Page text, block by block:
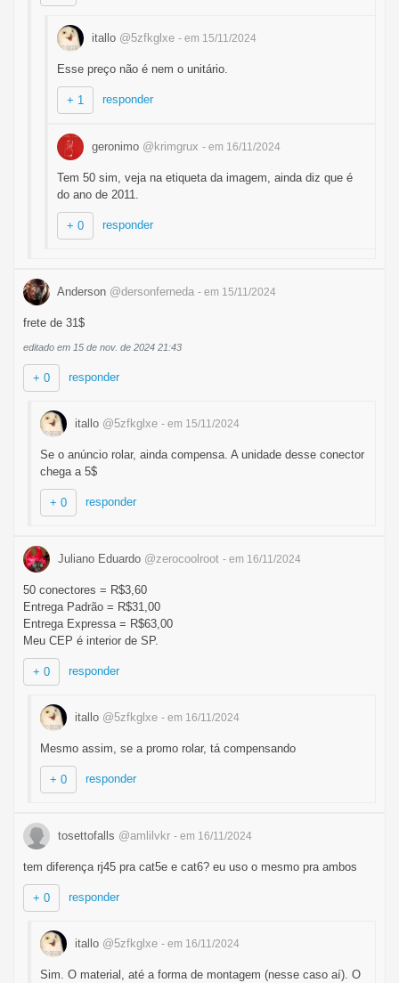
itallo @5zfkglxe - em 15/11/2024
Esse preço não é nem o unitário.
+ 1 responder
geronimo @krimgrux - em 16/11/2024
Tem 50 sim, veja na etiqueta da imagem, ainda diz que é
do ano de 2011.
+ 0 responder
Anderson @dersonferneda - em 15/11/2024
frete de 31$
editado em 15 de nov. de 2024 21:43
+ 0 responder
itallo @5zfkglxe - em 15/11/2024
Se o anúncio rolar, ainda compensa. A unidade desse conector
chega a 5$
+ 0 responder
Juliano Eduardo @zerocoolroot - em 16/11/2024
50 conectores = R$3,60
Entrega Padrão = R$31,00
Entrega Expressa = R$63,00
Meu CEP é interior de SP.
+ 0 responder
itallo @5zfkglxe - em 16/11/2024
Mesmo assim, se a promo rolar, tá compensando
+ 0 responder
tosettofalls @amlilvkr - em 16/11/2024
tem diferença rj45 pra cat5e e cat6? eu uso o mesmo pra ambos
+ 0 responder
itallo @5zfkglxe - em 16/11/2024
Sim. O material, até a forma de montagem (nesse caso aí). O